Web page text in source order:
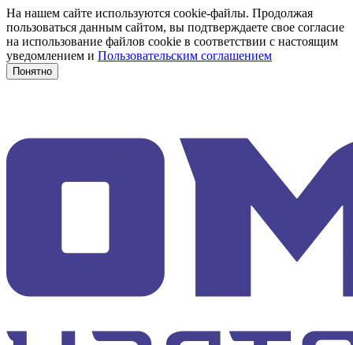
На нашем сайте используются cookie-файлы. Продолжая
пользоваться данным сайтом, вы подтверждаете свое согласие
на использование файлов cookie в соответствии с настоящим
уведомлением и Пользовательским соглашением
Понятно